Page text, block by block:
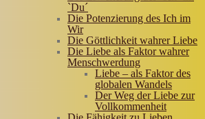
`Du´
Die Potenzierung des Ich im
Wir
Die Göttlichkeit wahrer Liebe
Die Liebe als Faktor wahrer
Menschwerdung
Liebe – als Faktor des
globalen Wandels
Der Weg der Liebe zur
Vollkommenheit